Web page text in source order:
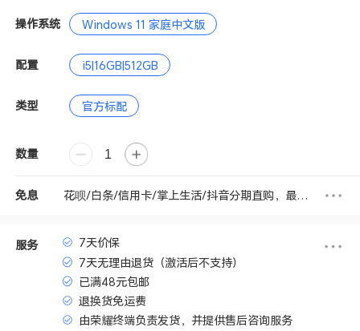
操作系统 Windows 11 家庭中文版
配置 i5|16GB|512GB
类型 官方标配
数量
免息 花呗/白条/信用卡/掌上生活/抖音分期直购，最高享3期免息
服务
7天价保
7天无理由退货（激活后不支持）
已满48元包邮
退换货免运费
由荣耀终端负责发货，并提供售后咨询服务